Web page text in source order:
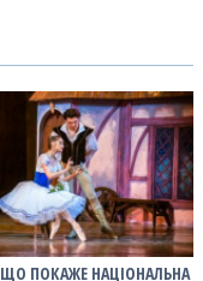
ЩО ПОКАЖЕ НАЦІОНАЛЬНА